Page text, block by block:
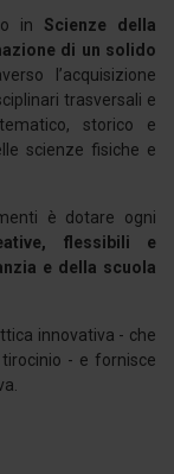
in Scienze della
di un solido
l’acquisizione
trasversali e
storico e
scienze fisiche e
è dotare ogni
flessibili e
e della scuola
innovativa - che
- e fornisce